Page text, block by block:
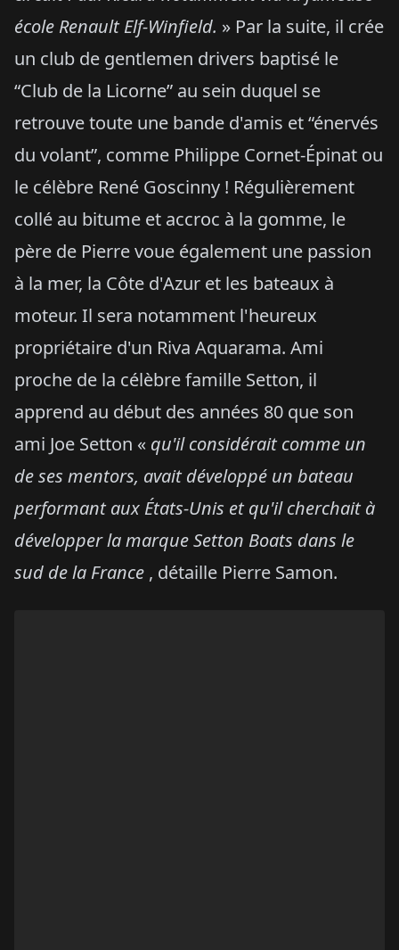
école Renault Elf-Winfield. » Par la suite, il crée
un club de gentlemen drivers baptisé le
“Club de la Licorne” au sein duquel se
retrouve toute une bande d'amis et “énervés
du volant”, comme Philippe Cornet-Épinat ou
le célèbre René Goscinny ! Régulièrement
collé au bitume et accroc à la gomme, le
père de Pierre voue également une passion
à la mer, la Côte d'Azur et les bateaux à
moteur. Il sera notamment l'heureux
propriétaire d'un Riva Aquarama. Ami
proche de la célèbre famille Setton, il
apprend au début des années 80 que son
ami Joe Setton « qu'il considérait comme un
de ses mentors, avait développé un bateau
performant aux États-Unis et qu'il cherchait à
développer la marque Setton Boats dans le
sud de la France , détaille Pierre Samon.